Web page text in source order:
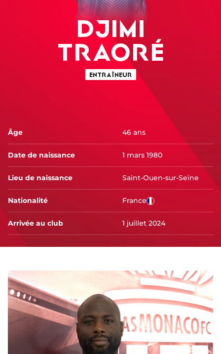
DJIMI
TRAORÉ
ENTRAÎNEUR
Âge 46 ans
Date de naissance 1 mars 1980
Lieu de naissance Saint-Ouen-sur-Seine
Nationalité France
Arrivée au club 1 juillet 2024